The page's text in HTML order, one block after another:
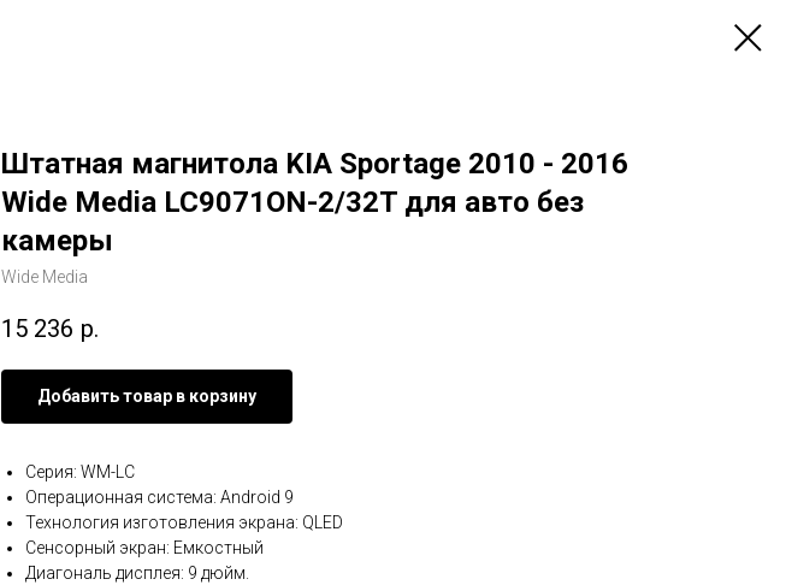
Штатная магнитола KIA Sportage 2010 - 2016
Wide Media LC9071ON-2/32T для авто без
камеры
Wide Media
15 236 р.
Добавить товар в корзину
Серия: WM-LC
Операционная система: Android 9
Технология изготовления экрана: QLED
Сенсорный экран: Емкостный
Диагональ дисплея: 9 дюйм.